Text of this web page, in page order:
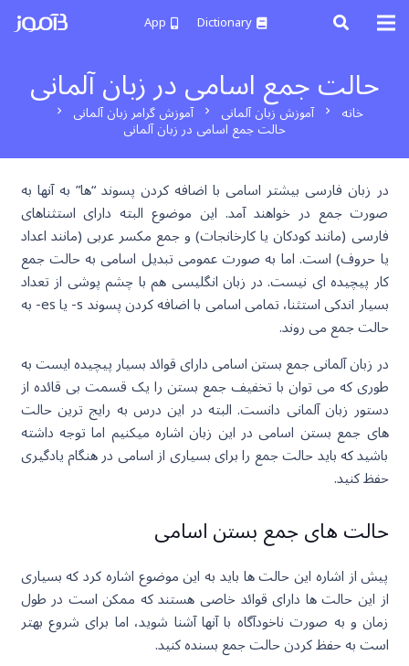
Dictionary
App
حالت جمع اسامی در زبان آلمانی
خانه chevron_right آموزش زبان آلمانی chevron_right آموزش گرامر زبان آلمانی chevron_right
حالت جمع اسامی در زبان آلمانی
در زبان فارسی بیشتر اسامی با اضافه کردن پسوند “ها” به آنها به
صورت جمع در خواهند آمد. این موضوع البته دارای استثناهای
فارسی (مانند کودکان یا کارخانجات) و جمع مکسر عربی (مانند اعداد
یا حروف) است. اما به صورت عمومی تبدیل اسامی به حالت جمع
کار پیچیده ای نیست. در زبان انگلیسی هم با چشم پوشی از تعداد
بسیار اندکی استثنا، تمامی اسامی با اضافه کردن پسوند s- یا es- به
حالت جمع می روند.
در زبان آلمانی جمع بستن اسامی دارای قوائد بسیار پیچیده ایست به
طوری که می توان با تخفیف جمع بستن را یک قسمت بی قائده از
دستور زبان آلمانی دانست. البته در این درس به رایج ترین حالت
های جمع بستن اسامی در این زبان اشاره میکنیم اما توجه داشته
باشید که باید حالت جمع را برای بسیاری از اسامی در هنگام یادگیری
حفظ کنید.
حالت های جمع بستن اسامی
پیش از اشاره این حالت ها باید به این موضوع اشاره کرد که بسیاری
از این حالت ها دارای قوائد خاصی هستند که ممکن است در طول
زمان و به صورت ناخودآگاه با آنها آشنا شوید، اما برای شروع بهتر
است به حفظ کردن حالت جمع بسنده کنید.